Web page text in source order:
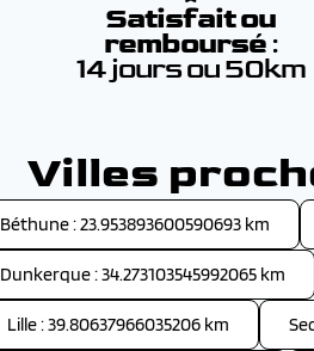
Satisfait ou
remboursé :
14 jours ou 50km
Villes
Béthune : 23.953893600590693 km
Dunkerque : 34.273103545992065 km
Lille : 39.80637966035206 km